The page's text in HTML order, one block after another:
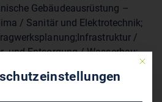
Gebäudeausrüstung –
/ Sanitär und Elektrotechnik;
/
und Entsorgung / Wasserbau;
Baumanagement und
/
Baufachliche Stellungnahmen;
Mit